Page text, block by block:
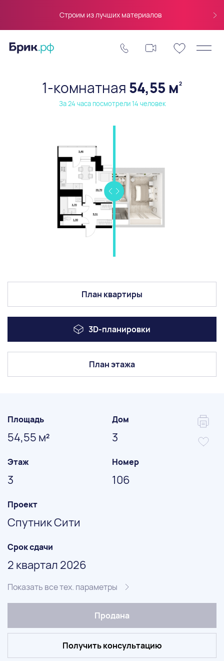
Строим из лучших материалов
Площадь
54,55 м2
Дом
3
Этаж
3
Номер
106
Проект
Спутник Сити
Срок сдачи
2 квартал 2026
Показать все тех. параметры
Продана
Получить консультацию
1-комнатная 54,55 м2
За 24 часа посмотрели 14 человек
План квартиры
3D-планировки
План этажа